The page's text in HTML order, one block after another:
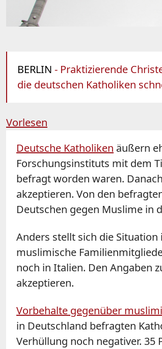
BERLIN - Praktizierende
die deutschen Katholiken
Vorlesen
Deutsche Katholiken äußern
Forschungsinstituts mit dem
befragt worden waren.
akzeptieren. Von den
Deutschen gegen Muslime in
Anders stellt sich die Situation
muslimische
noch in Italien. Den Angaben
akzeptieren.
Vorbehalte gegenüber
in Deutschland befragten
Verhüllung noch negativer.